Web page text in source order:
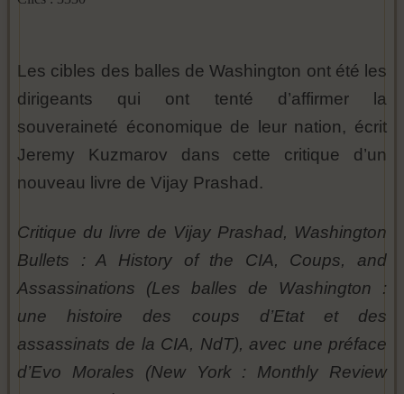
Les cibles des balles de Washington ont été les
dirigeants qui ont tenté d’affirmer la
souveraineté économique de leur nation, écrit
Jeremy Kuzmarov dans cette critique d’un
nouveau livre de Vijay Prashad.
Critique du livre de Vijay Prashad, Washington
Bullets : A History of the CIA, Coups, and
Assassinations (Les balles de Washington :
une histoire des coups d’Etat et des
assassinats de la CIA, NdT), avec une préface
d’Evo Morales (New York : Monthly Review